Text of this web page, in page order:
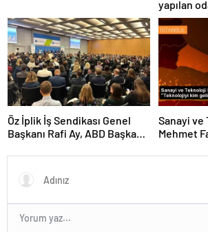
yapılan
ardından
Öz İplik İş Sendikası Genel
Başkanı Rafi Ay, ABD Başkanı
ile görüştü
Sanayi ve
Mehmet
kuralları